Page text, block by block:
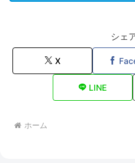
シェ
X
LINE
ホーム